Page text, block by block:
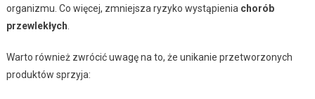
organizmu. Co więcej, zmniejsza ryzyko wystąpienia chorób
przewlekłych
Warto również zwrócić uwagę na to, że unikanie przetworzonych
produktów sprzyja: